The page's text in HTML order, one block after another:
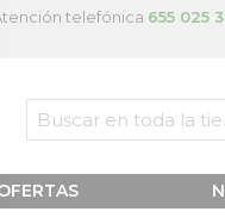
telefónica 655 025